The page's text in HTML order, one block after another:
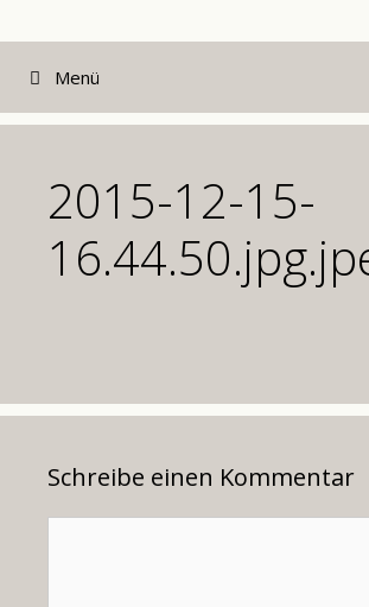
Zum
Inhalt
Menü
2015-12-15-
Schreibe einen Kommentar